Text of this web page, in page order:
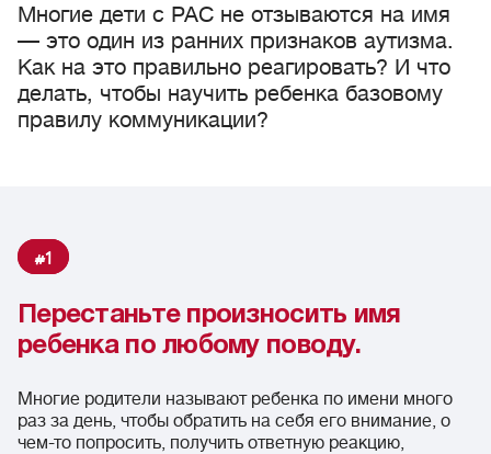
Многие дети с РАС не отзываются на имя
— это один из ранних признаков аутизма.
Как на это правильно реагировать? И что
делать, чтобы научить ребенка базовому
правилу коммуникации?
1
Перестаньте произносить имя
ребенка по любому поводу.
Многие родители называют ребенка по имени много
раз за день, чтобы обратить на себя его внимание, о
чем-то попросить, получить ответную реакцию,